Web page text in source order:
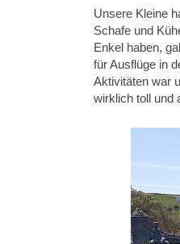
Unsere Kleine
Schafe und
Enkel haben,
für Ausflüge in
Aktivitäten war
wirklich toll und